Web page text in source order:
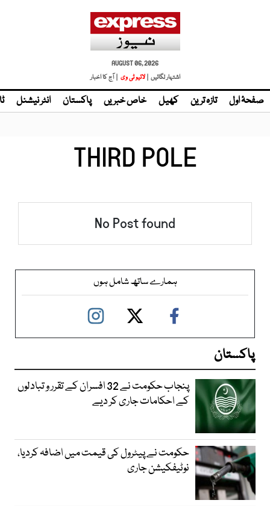
AUGUST 06, 2026
اشتہار لگائیں |
| آج کا اخبار
صفحۂ اول تازہ ترین کھیل خاص خبریں پاکستان انٹر نیشنل
THIRD POLE
No Post found
ہمارے ساتھ شامل ہوں
پاکستان
پنجاب حکومت نے 32 افسران کے تقرر و تبادلوں
کے احکامات جاری کر دیے
حکومت نے پیٹرول کی قیمت میں اضافہ کردیا،
نوٹیفکیشن جاری